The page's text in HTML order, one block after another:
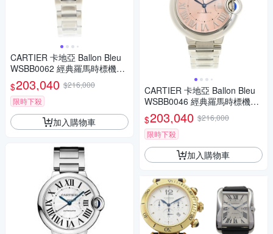
CARTIER 卡地亞 Ballon Bleu
WSBB0062 經典羅馬時標機械
鍊帶款x銀藍面x33mm
$203,040 $216,000
限時下殺
加入購物車
CARTIER 卡地亞 Ballon Bleu
WSBB0046 經典羅馬時標機械
鍊帶款x粉紅面x33mm
$203,040 $216,000
限時下殺
加入購物車